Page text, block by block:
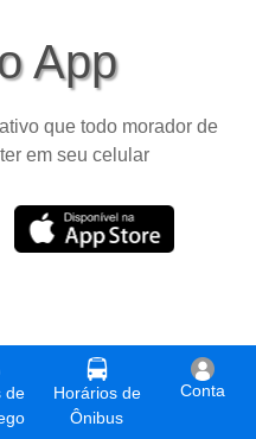
de
Horários de
Ônibus
Conta
App
que todo morador de
em seu celular